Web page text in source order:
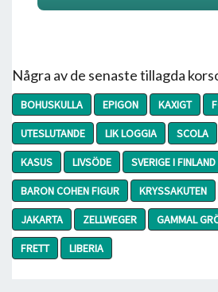
Några av de senaste tillagda
BOHUSKULLA EPIGON KAXIGT
UTESLUTANDE
LIK LOGGIA SCOLA
KASUS
LIVSÖDE
SVERIGE I FINLAND
BARON COHEN FIGUR
KRYSSAKUTEN
JAKARTA
ZELLWEGER GAMMAL
FRETT
LIBERIA